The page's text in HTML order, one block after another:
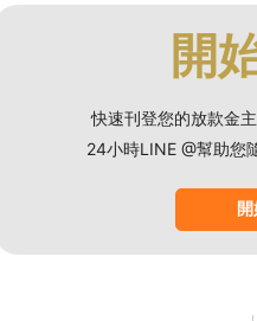
開
快速刊登您的放款金
24小時LINE @幫助您
開